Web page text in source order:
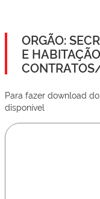
ORGÃO:
E
Para fazer download
disponível